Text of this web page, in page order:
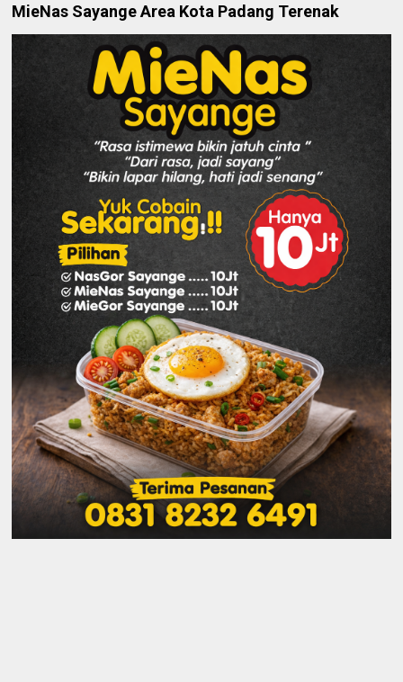
MieNas Sayange Area Kota Padang Terenak